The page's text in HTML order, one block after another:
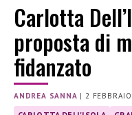
Carlotta
proposta di
fidanzato
ANDREA SANNA |2